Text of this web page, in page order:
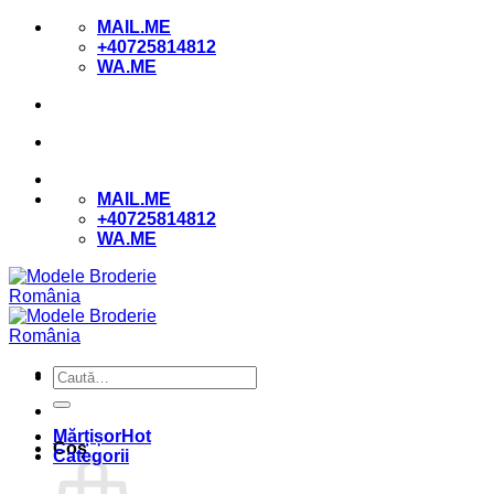
Skip
MAIL.ME
+40725814812
WA.ME
MAIL.ME
+40725814812
WA.ME
Coș
Caută
după:
Mărțișor
Categorii